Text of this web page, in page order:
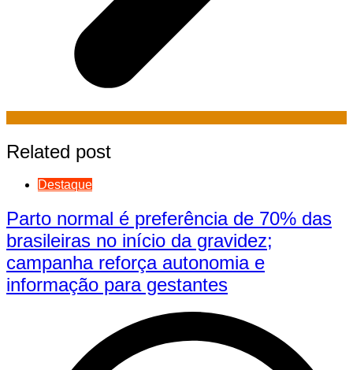
Related post
Destaque
Parto normal é preferência de 70% das
brasileiras no início da gravidez;
campanha reforça autonomia e
informação para gestantes